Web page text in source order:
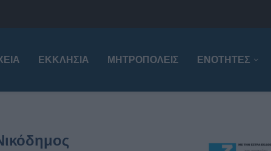
ΕΚΚΛΗΣΊΑ ΜΗΤΡΟΠΌΛΕΙΣ ΕΝΟΤΗΤΕΣ